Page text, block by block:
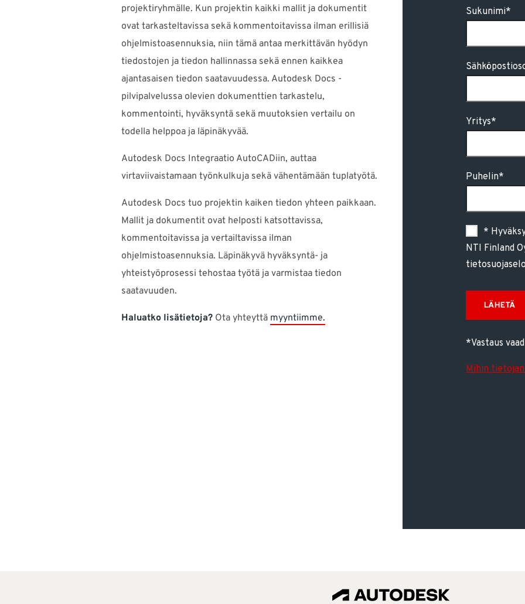
projektiryhmälle. Kun projektin kaikki mallit ja dokumentit
ovat tarkasteltavissa sekä kommentoitavissa ilman erillisiä
ohjelmistoasennuksia, niin tämä antaa merkittävän hyödyn
tiedostojen ja tiedon hallinnassa sekä ennen kaikkea
ajantasaisen tiedon saatavuudessa. Autodesk Docs -
pilvipalvelussa olevien dokumenttien tarkastelu,
kommentointi, hyväksyntä sekä muutoksien vertailu on
todella helppoa ja läpinäkyvää.
Autodesk Docs Integraatio AutoCADiin, auttaa
virtaviivaistamaan työnkulkuja sekä vähentämään tuplatyötä.
Autodesk Docs tuo projektin kaiken tiedon yhteen paikkaan.
Mallit ja dokumentit ovat helposti katsottavissa,
kommentoitavissa ja vertailtavissa ilman
ohjelmistoasennuksia. Läpinäkyvä hyväksyntä- ja
yhteistyöprosessi tehostaa työtä ja varmistaa tiedon
saatavuuden.
Haluatko lisätietoja? Ota yhteyttä myyntiimme.